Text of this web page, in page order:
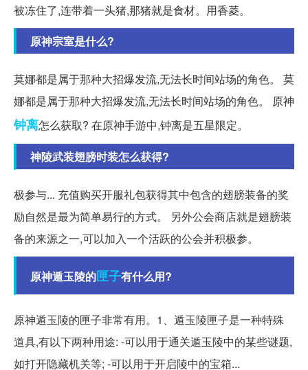
被冻住了,连带着一头猪,那猪就是食材。用香菱。
原神宗室是什么?
莫娜都是属于那种大招爆发流,无法长时间站场的角色。 莫
娜都是属于那种大招爆发流,无法长时间站场的角色。 原神
钟离怎么获取? 在原神手游中,钟离是五星限定。
神陵武装翅膀时装怎么获得?
极参与... 充值购买开服礼包获得其中包含的翅膀装备的奖
励自然是最为简单易行的方式。 另外公会商店就是翅膀装
备的来源之一,可以加入一个活跃的公会并积极参。
原神遁玉陵的匣子有什么用?
原神遁玉陵的匣子非常有用。1、遁玉陵匣子是一种特殊
道具,有以下两种用途: -可以用于通关遁玉陵中的某些谜题,
如打开隐藏机关等; -可以用于开启陵中的宝箱...